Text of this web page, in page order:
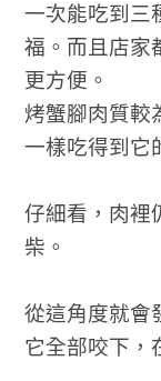
一次能吃到三
福。而且店家
更方便。
烤蟹腳肉質較
一樣吃得到它
仔細看，肉裡
柴。
從這角度就會
它全部咬下，